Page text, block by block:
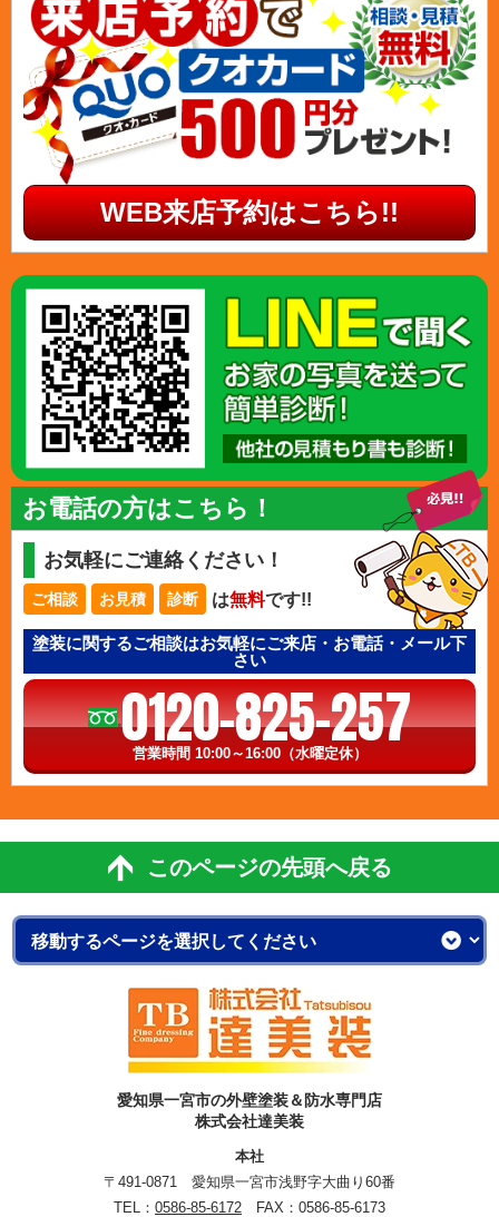
WEB来店予約はこちら!!
お電話の方はこちら！
お気軽にご連絡ください！
ご相談 お見積 診断 は無料です!!
塗装に関するご相談はお気軽にご来店・お電話・メール下
さい
0120-825-257
営業時間 10:00～16:00（水曜定休）
このページの先頭へ戻る
愛知県一宮市の外壁塗装＆防水専門店
株式会社達美装
本社
〒491-0871 愛知県一宮市浅野字大曲り60番
TEL： 0586-85-6172 FAX：0586-85-6173